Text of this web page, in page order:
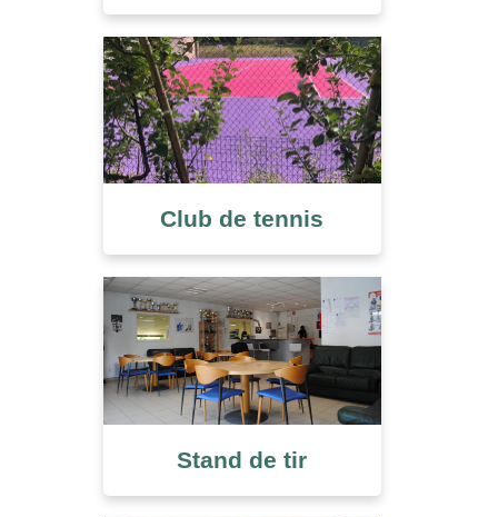
Club de tennis
Stand de tir